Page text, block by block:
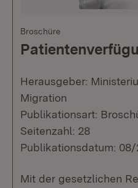
Broschüre
Herausgeber:
Migration
Publikationsart:
Seitenzahl: 28
Publikationsdatum:
Mit der gesetzlichen